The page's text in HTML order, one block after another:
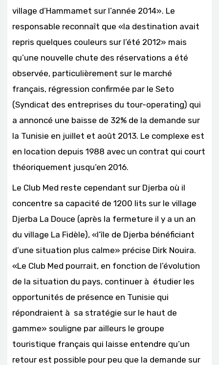
village d’Hammamet sur l’année 2014». Le
responsable reconnaît que «la destination avait
repris quelques couleurs sur l’été 2012» mais
qu’une nouvelle chute des réservations a été
observée, particulièrement sur le marché
français, régression confirmée par le Seto
(Syndicat des entreprises du tour-operating) qui
a annoncé une baisse de 32% de la demande sur
la Tunisie en juillet et août 2013. Le complexe est
en location depuis 1988 avec un contrat qui court
théoriquement jusqu’en 2016.
Le Club Med reste cependant sur Djerba où il
concentre sa capacité de 1200 lits sur le village
Djerba La Douce (après la fermeture il y a un an
du village La Fidèle), «l’île de Djerba bénéficiant
d’une situation plus calme» précise Dirk Nouira.
«Le Club Med pourrait, en fonction de l’évolution
de la situation du pays, continuer à étudier les
opportunités de présence en Tunisie qui
répondraient à sa stratégie sur le haut de
gamme» souligne par ailleurs le groupe
touristique français qui laisse entendre qu’un
retour est possible pour peu que la demande sur